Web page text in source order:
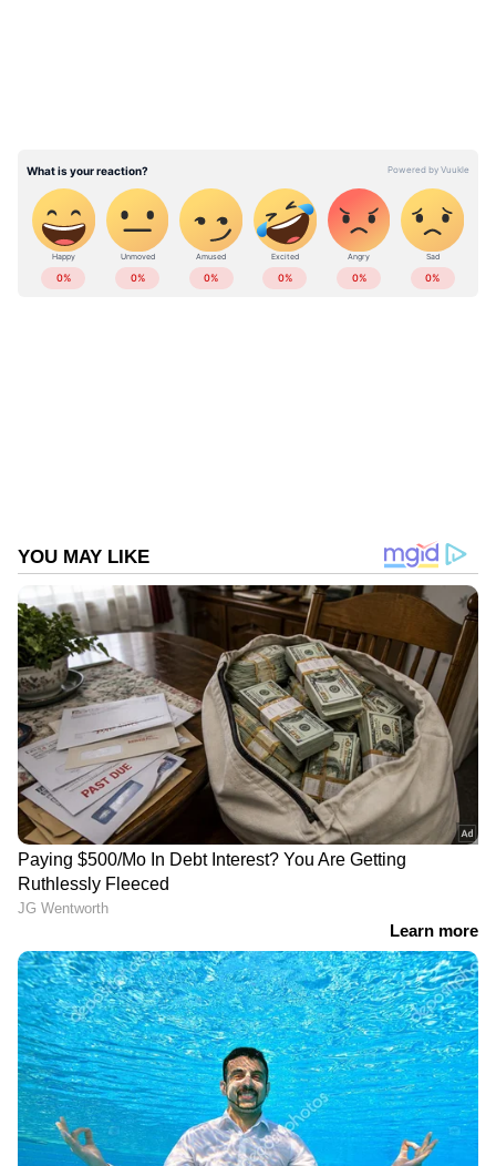
ഹാര്‍ദിക്കിന്റെ വിവാദ പുറത്താകലില്‍
പൊട്ടിത്തെറിച്ച് ഭാര്യ നടാഷ
ABOUT THE AUTHOR
DOWNLOAD APP
ഏഷ്യാനെറ്റ് ന്യൂസ് മലയാളത്തിലൂടെ
Newsഅറിയൂ. നിങ്ങളുടെ പ്രിയ ക്രിക്കറ്റ്ടീ
മുകളുടെ പ്രകടനങ്ങൾ, ആവേശകരമായ
നിമിഷങ്ങൾ, മത്സരം കഴിഞ്ഞുള്ള
വിശകലനങ്ങൾ — എല്ലാം ഇപ്പോൾAsianet
News Malayalamമലയാളത്തിൽ തന്നെ!